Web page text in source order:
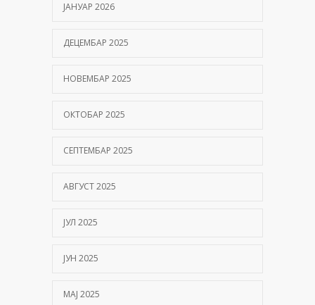
ЈАНУАР 2026
ДЕЦЕМБАР 2025
НОВЕМБАР 2025
ОКТОБАР 2025
СЕПТЕМБАР 2025
АВГУСТ 2025
ЈУЛ 2025
ЈУН 2025
МАЈ 2025